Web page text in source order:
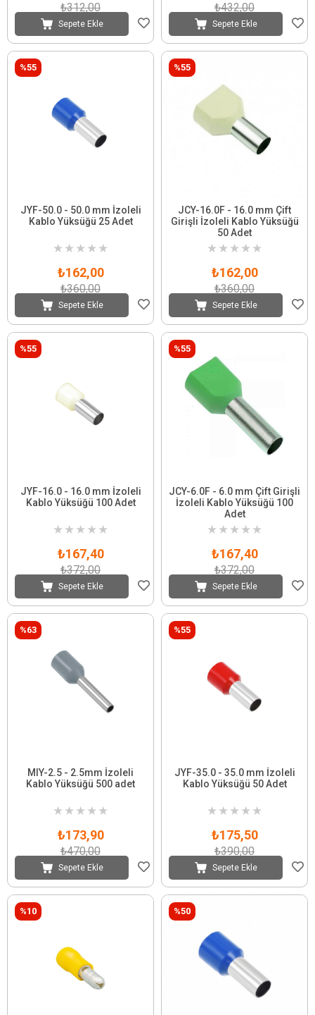
₺312,00
Sepete Ekle
₺432,00
Sepete Ekle
JYF-50.0 - 50.0 mm İzoleli
Kablo Yüksüğü 25 Adet
★ ★ ★ ★ ★
₺162,00
₺360,00
Sepete Ekle
%55
JCY-16.0F - 16.0 mm Çift
Girişli İzoleli Kablo Yüksüğü
50 Adet
★ ★ ★ ★ ★
₺162,00
₺360,00
Sepete Ekle
%55
JYF-16.0 - 16.0 mm İzoleli
Kablo Yüksüğü 100 Adet
★ ★ ★ ★ ★
₺167,40
₺372,00
Sepete Ekle
%55
JCY-6.0F - 6.0 mm Çift Girişli
İzoleli Kablo Yüksüğü 100
Adet
★ ★ ★ ★ ★
₺167,40
₺372,00
Sepete Ekle
%55
MIY-2.5 - 2.5mm İzoleli
Kablo Yüksüğü 500 adet
★ ★ ★ ★ ★
₺173,90
₺470,00
Sepete Ekle
%63
JYF-35.0 - 35.0 mm İzoleli
Kablo Yüksüğü 50 Adet
★ ★ ★ ★ ★
₺175,50
₺390,00
Sepete Ekle
%55
%10 %50